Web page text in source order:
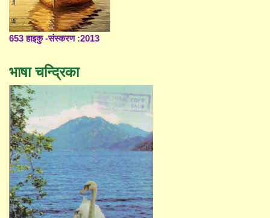
653 हाइकु -संस्करण :2013
भाषा चन्द्रिका